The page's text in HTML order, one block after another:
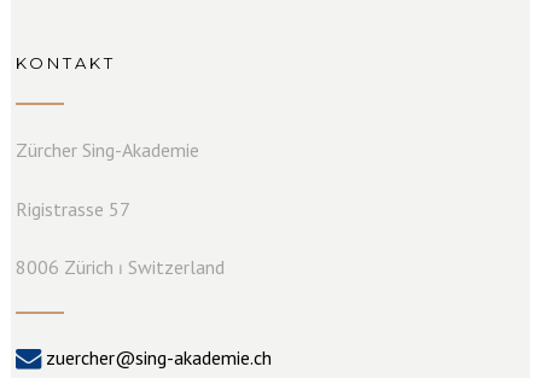
KONTAKT
Zürcher Sing-Akademie
Rigistrasse 57
8006 Zürich ⏐ Switzerland
zuercher@sing-akademie.ch